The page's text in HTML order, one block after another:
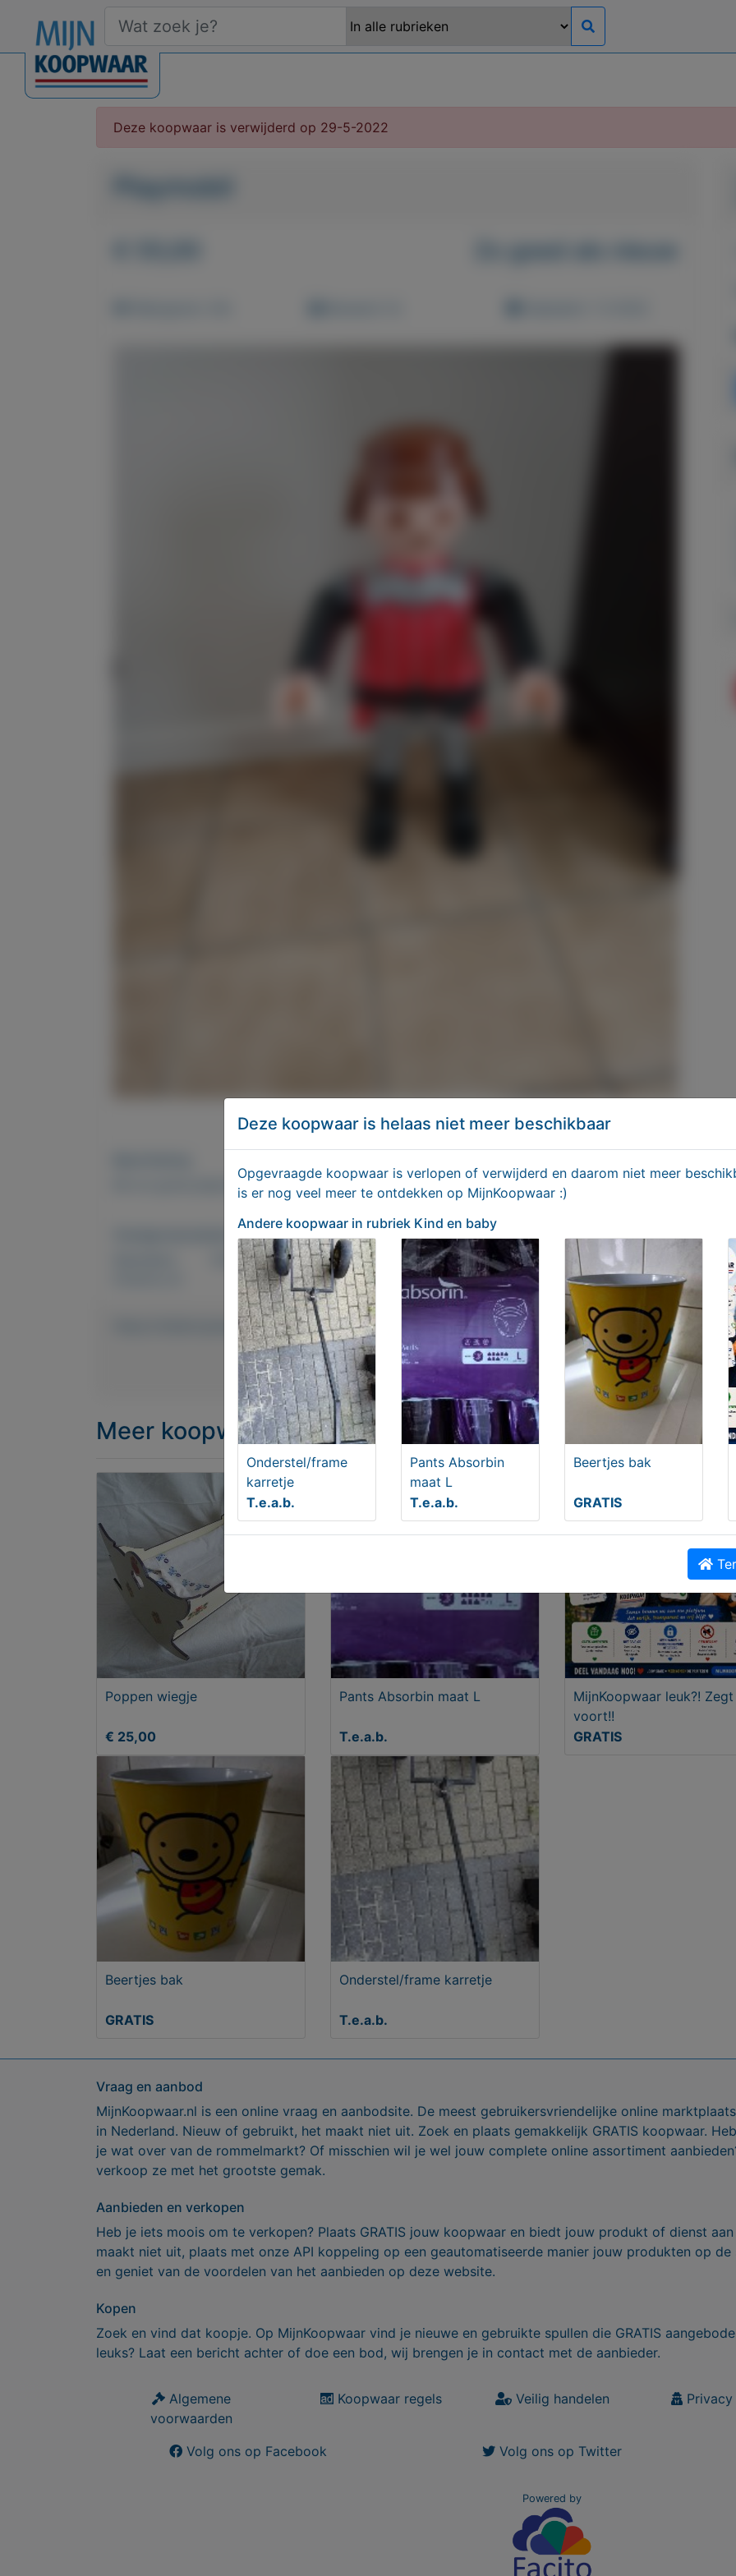
Deze koopwaar is verwijderd op 29-5-2022
Playmobil
60 cm grote playmobil pop. mooi voor de verzamelaar of kinderkamer. in goede staat.
Kind en baby,Verzamelen en hobbies, Huis- en inrichting
https://mijnkoopwaar.nl/a/Kind-en-baby/3172-Playmobil
Delen
Meer koopwaarin rubriek Kind en baby
Poppen wiegje
€ 25,00
Pants Absorbin maat L
T.e.a.b.
MijnKoopwaar leuk?!
voort!!
GRATIS
Beertjes bak
GRATIS
Onderstel/frame karretje
T.e.a.b.
Deze koopwaar is helaas niet meer beschikbaar
Opgevraagde koopwaar is verlopen of verwijderd en daarom niet meer
is er nog veel meer te ontdekken op MijnKoopwaar :)
Andere koopwaar in rubriek Kind en baby
Onderstel/frame
karretje
T.e.a.b.
Pants Absorbin
maat L
T.e.a.b.
Beertjes bak
GRATIS
Vraag en aanbod
MijnKoopwaar.nl is een online vraag en aanbodsite. De meest gebruikersvriendelijke online
in Nederland. Nieuw of gebruikt, het maakt niet uit. Zoek en plaats gemakkelijk GRATIS koopwaar.
je wat over van de rommelmarkt? Of misschien wil je wel jouw complete online assortiment
verkoop ze met het grootste gemak.
Aanbieden en verkopen
Heb je iets moois om te verkopen? Plaats GRATIS jouw koopwaar en biedt jouw produkt of dienst
maakt niet uit, plaats met onze API koppeling op een geautomatiseerde manier jouw produkten op
en geniet van de voordelen van het aanbieden op deze website.
Kopen
Zoek en vind dat koopje. Op MijnKoopwaar vind je nieuwe en gebruikte spullen die GRATIS
leuks? Laat een bericht achter of doe een bod, wij brengen je in contact met de aanbieder.
Algemene
voorwaarden
Koopwaar regels Veilig handelen
Volg ons op Facebook Volg ons op Twitter
Powered by